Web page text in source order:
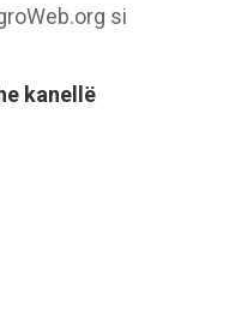
si
kanellë